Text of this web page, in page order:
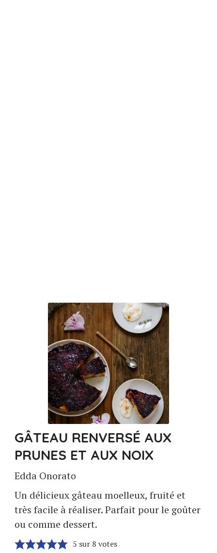
GÂTEAU RENVERSÉ AUX
PRUNES ET AUX NOIX
Edda Onorato
Un délicieux gâteau moelleux, fruité et
très facile à réaliser. Parfait pour le goûter
ou comme dessert.
5 sur 8 votes